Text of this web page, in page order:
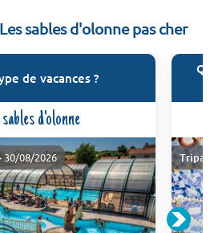
sables d'olonne pas cher
de vacances ?
d'olonne
30/08/2026